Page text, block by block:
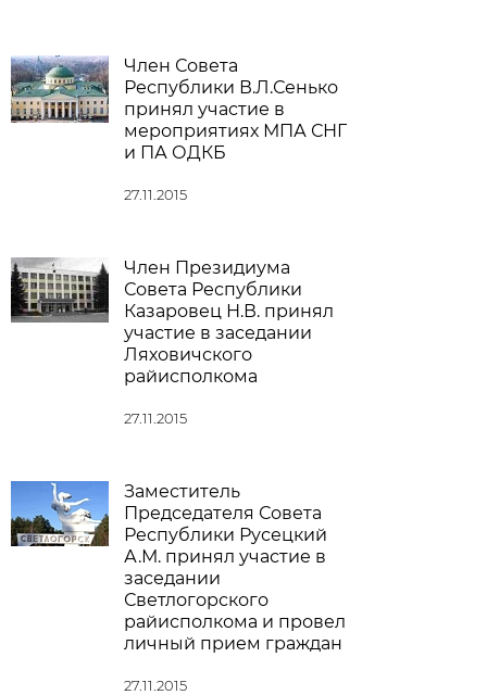
Член Совета
Республики В.Л.Сенько
принял участие в
мероприятиях МПА СНГ
и ПА ОДКБ
27.11.2015
Член Президиума
Совета Республики
Казаровец Н.В. принял
участие в заседании
Ляховичского
райисполкома
27.11.2015
Заместитель
Председателя Совета
Республики Русецкий
А.М. принял участие в
заседании
Светлогорского
райисполкома и провел
личный прием граждан
27.11.2015